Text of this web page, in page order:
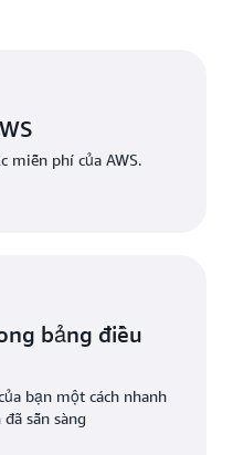
khách hàng vượt quá
phí, tín dụng sẽ tự
miễn phí của AWS.
bảng điều
bạn một cách nhanh
sẵn sàng